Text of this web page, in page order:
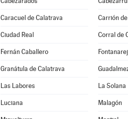
Caracuel de Calatrava Carrión
Ciudad Real Corral de
Fernán Caballero
Granátula de Calatrava
Las Labores La Solana
Luciana Malagón